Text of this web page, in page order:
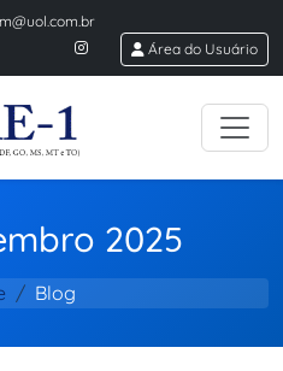
Área do Usuário
2025
Blog